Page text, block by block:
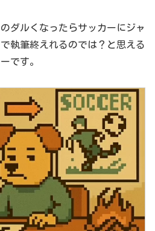
ダルくなったらサッカーにジャ
執筆終えれるのでは？と思える
です。